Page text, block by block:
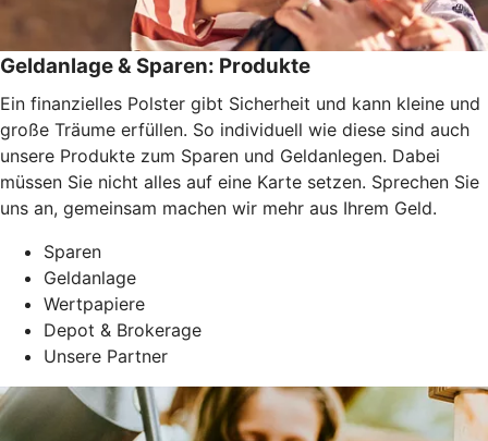
Geldanlage & Sparen: Produkte
Ein finanzielles Polster gibt Sicherheit und kann kleine und
große Träume erfüllen. So individuell wie diese sind auch
unsere Produkte zum Sparen und Geldanlegen. Dabei
müssen Sie nicht alles auf eine Karte setzen. Sprechen Sie
uns an, gemeinsam machen wir mehr aus Ihrem Geld.
Sparen
Geldanlage
Wertpapiere
Depot & Brokerage
Unsere Partner